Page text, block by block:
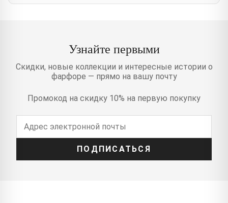
Узнайте первыми
Скидки, новые коллекции и интересные истории о
фарфоре — прямо на вашу почту
Промокод на скидку 10% на первую покупку
ПОДПИСАТЬСЯ